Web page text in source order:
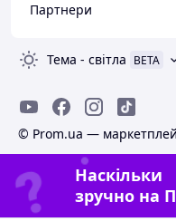
Партнери
Тема - світла BETA
© Prom.ua —
Наскільки
зручно на